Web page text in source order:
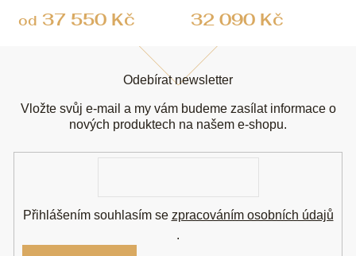
od 37 550 Kč 32 090 Kč
Odebírat newsletter
Vložte svůj e-mail a my vám budeme zasílat informace o
nových produktech na našem e-shopu.
Přihlášením souhlasím se zpracováním osobních údajů
.